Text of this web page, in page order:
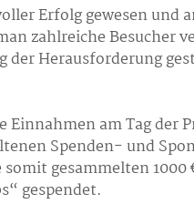
Erfolg gewesen und
zahlreiche Besucher
der Herausforderung
Einnahmen am Tag der
Spenden- und
gesammelten
gespendet.